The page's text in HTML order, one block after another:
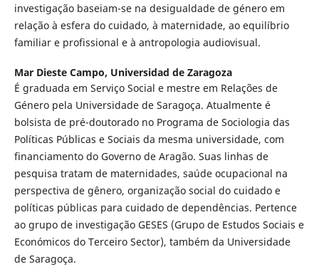
investigação baseiam-se na desigualdade de género em
relação à esfera do cuidado, à maternidade, ao equilíbrio
familiar e profissional e à antropologia audiovisual.
Mar Dieste Campo, Universidad de Zaragoza
É graduada em Serviço Social e mestre em Relações de
Género pela Universidade de Saragoça. Atualmente é
bolsista de pré-doutorado no Programa de Sociologia das
Políticas Públicas e Sociais da mesma universidade, com
financiamento do Governo de Aragão. Suas linhas de
pesquisa tratam de maternidades, saúde ocupacional na
perspectiva de gênero, organização social do cuidado e
políticas públicas para cuidado de dependências. Pertence
ao grupo de investigação GESES (Grupo de Estudos Sociais e
Económicos do Terceiro Sector), também da Universidade
de Saragoça.